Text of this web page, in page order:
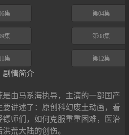
第04集
集
第08集
集
集 第12集
剧情简介
是由马系海执导，主演的一部国产
要讲述了：原创科幻废土动画，看
镖师们，如何克服重重困难，医治
荒大陆的创伤。